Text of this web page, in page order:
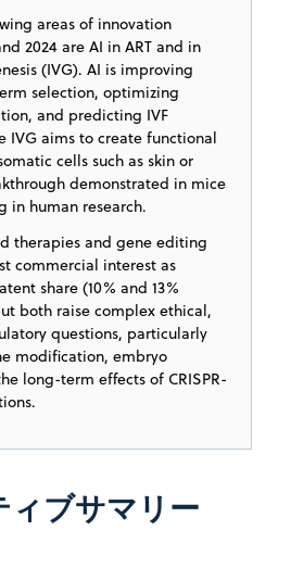
areas of innovation
2024 are AI in ART and in
(IVG). AI is improving
selection, optimizing
and predicting IVF
IVG aims to create functional
cells such as skin or
demonstrated in mice
in human research.
therapies and gene editing
commercial interest as
share (10% and 13%
both raise complex ethical,
questions, particularly
modification, embryo
long-term effects of CRISPR-
ィブサマリー